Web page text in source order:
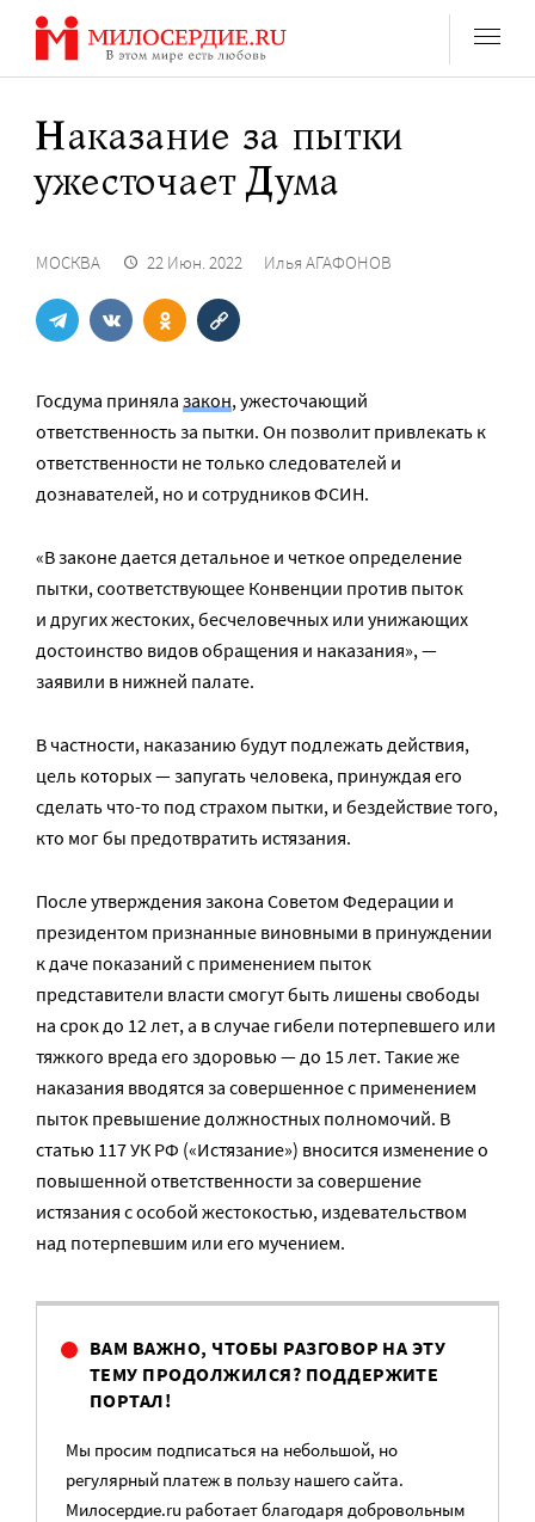
Перейти
содержанию
Наказание за пытки
ужесточает Дума
МОСКВА 22 Июн. 2022 Илья АГАФОНОВ
Госдума приняла закон, ужесточающий
ответственность за пытки. Он позволит привлекать к
ответственности не только следователей и
дознавателей, но и сотрудников ФСИН.
«В законе дается детальное и четкое определение
пытки, соответствующее Конвенции против пыток
и других жестоких, бесчеловечных или унижающих
достоинство видов обращения и наказания», —
заявили в нижней палате.
В частности, наказанию будут подлежать действия,
цель которых — запугать человека, принуждая его
сделать что-то под страхом пытки, и бездействие того,
кто мог бы предотвратить истязания.
После утверждения закона Советом Федерации и
президентом признанные виновными в принуждении
к даче показаний с применением пыток
представители власти смогут быть лишены свободы
на срок до 12 лет, а в случае гибели потерпевшего или
тяжкого вреда его здоровью — до 15 лет. Такие же
наказания вводятся за совершенное с применением
пыток превышение должностных полномочий. В
статью 117 УК РФ («Истязание») вносится изменение о
повышенной ответственности за совершение
истязания с особой жестокостью, издевательством
над потерпевшим или его мучением.
ВАМ ВАЖНО, ЧТОБЫ РАЗГОВОР НА ЭТУ
ТЕМУ ПРОДОЛЖИЛСЯ? ПОДДЕРЖИТЕ
ПОРТАЛ!
Мы просим подписаться на небольшой, но
регулярный платеж в пользу нашего сайта.
Милосердие.ru работает благодаря добровольным